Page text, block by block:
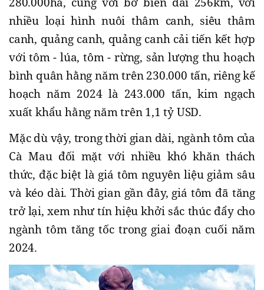
nhiều loại hình nuôi thâm canh, siêu thâm
canh, quảng canh, quảng canh cải tiến kết hợp
với tôm - lúa, tôm - rừng, sản lượng thu hoạch
bình quân hằng năm trên 230.000 tấn, riêng kế
hoạch năm 2024 là 243.000 tấn, kim ngạch
xuất khẩu hằng năm trên 1,1 tỷ USD.
Mặc dù vậy, trong thời gian dài, ngành tôm của
Cà Mau đối mặt với nhiều khó khăn thách
thức, đặc biệt là giá tôm nguyên liệu giảm sâu
và kéo dài. Thời gian gần đây, giá tôm đã tăng
trở lại, xem như tín hiệu khởi sắc thúc đẩy cho
ngành tôm tăng tốc trong giai đoạn cuối năm
2024.